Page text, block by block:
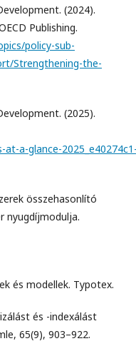
(2024).
Publishing.
policy-sub-
Strengthening-the-
(2025).
a-glance-2025_e40274c1-
összehasonlító
nyugdíjmodulja.
és modellek. Typotex.
és -indexálást
65(9), 903–922.